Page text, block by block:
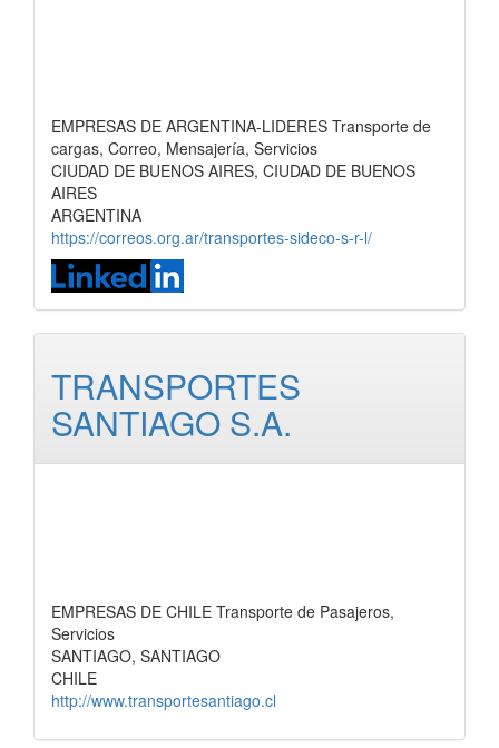
EMPRESAS DE ARGENTINA-LIDERES Transporte de
cargas, Correo, Mensajería, Servicios
CIUDAD DE BUENOS AIRES, CIUDAD DE BUENOS
AIRES
ARGENTINA
https://correos.org.ar/transportes-sideco-s-r-l/
TRANSPORTES
SANTIAGO S.A.
EMPRESAS DE CHILE Transporte de Pasajeros,
Servicios
SANTIAGO, SANTIAGO
CHILE
http://www.transportesantiago.cl